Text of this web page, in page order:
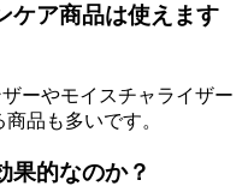
ケア商品は使えます
ーやモイスチャライザー
品も多いです。
果的なのか？